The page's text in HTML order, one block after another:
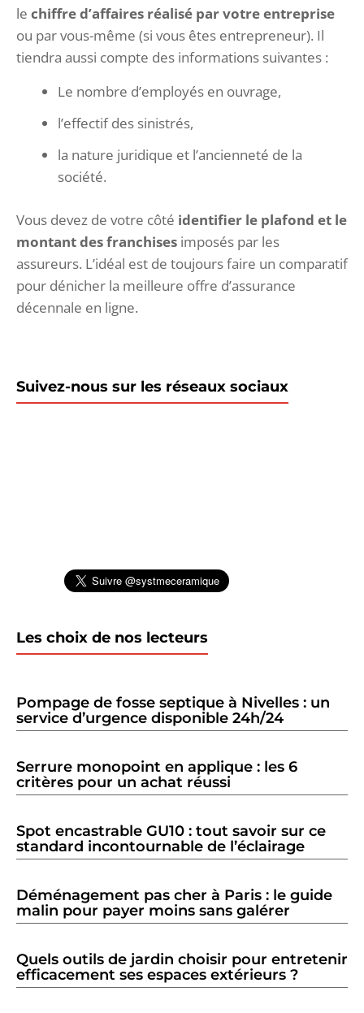
le chiffre d’affaires réalisé par votre entreprise
ou par vous-même (si vous êtes entrepreneur). Il
tiendra aussi compte des informations suivantes :
Le nombre d’employés en ouvrage,
l’effectif des sinistrés,
la nature juridique et l’ancienneté de la
société.
Vous devez de votre côté identifier le plafond et le
montant des franchises imposés par les
assureurs. L’idéal est de toujours faire un comparatif
pour dénicher la meilleure offre d’assurance
décennale en ligne.
Suivez-nous sur les réseaux sociaux
Les choix de nos lecteurs
Pompage de fosse septique à Nivelles : un
service d’urgence disponible 24h/24
Serrure monopoint en applique : les 6
critères pour un achat réussi
Spot encastrable GU10 : tout savoir sur ce
standard incontournable de l’éclairage
Déménagement pas cher à Paris : le guide
malin pour payer moins sans galérer
Quels outils de jardin choisir pour entretenir
efficacement ses espaces extérieurs ?